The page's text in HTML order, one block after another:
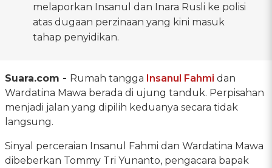
melaporkan Insanul dan Inara Rusli ke polisi
atas dugaan perzinaan yang kini masuk
tahap penyidikan.
Suara.com - Rumah tangga Insanul Fahmi dan
Wardatina Mawa berada di ujung tanduk. Perpisahan
menjadi jalan yang dipilih keduanya secara tidak
langsung.
Sinyal perceraian Insanul Fahmi dan Wardatina Mawa
dibeberkan Tommy Tri Yunanto, pengacara bapak